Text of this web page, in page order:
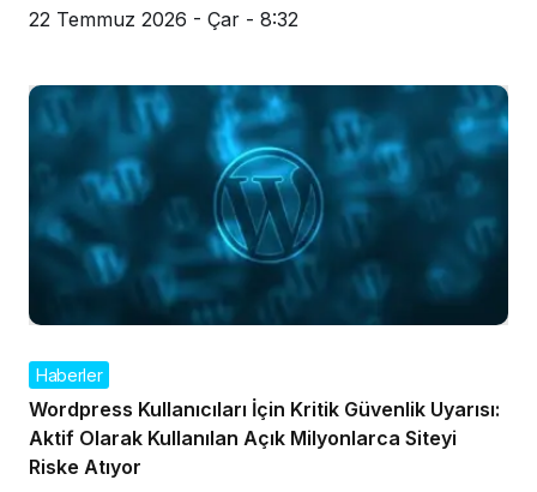
22 Temmuz 2026 - Çar - 8:32
Haberler
Wordpress Kullanıcıları İçin Kritik Güvenlik Uyarısı:
Aktif Olarak Kullanılan Açık Milyonlarca Siteyi
Riske Atıyor